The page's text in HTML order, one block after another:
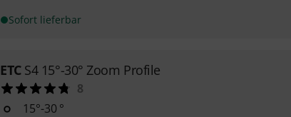
Sofort lieferbar
ETC S4 15°-30° Zoom Profile
8
15°-30 °